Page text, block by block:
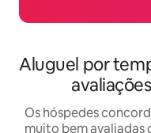
Aluguel por
Os hóspedes
muito bem avaliadas